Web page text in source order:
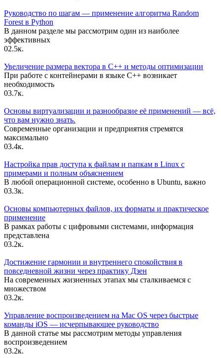
Руководство по шагам — применение алгоритма Random
Forest в Python
В данном разделе мы рассмотрим один из наиболее
эффективных
02.5к.
Увеличение размера вектора в C++ и методы оптимизации
При работе с контейнерами в языке C++ возникает
необходимость
03.7к.
Основы виртуализации и разнообразие её применений — всё,
что вам нужно знать.
Современные организации и предприятия стремятся
максимально
03.4к.
Настройка прав доступа к файлам и папкам в Linux с
примерами и полным объяснением
В любой операционной системе, особенно в Ubuntu, важно
03.3к.
Основы компьютерных файлов, их форматы и практическое
применение
В рамках работы с цифровыми системами, информация
представлена
03.2к.
Достижение гармонии и внутреннего спокойствия в
повседневной жизни через практику Дзен
На современных жизненных этапах мы сталкиваемся с
множеством
03.2к.
Управление воспроизведением на Mac OS через быстрые
команды iOS — исчерпывающее руководство
В данной статье мы рассмотрим методы управления
воспроизведением
03.2к.